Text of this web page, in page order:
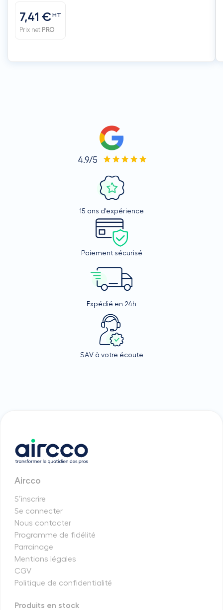
7,41 €HT
Prix net PRO
4.9/5
15 ans d'expérience
Paiement sécurisé
Expédié en 24h
SAV à votre écoute
Aircco
S’inscrire
Se connecter
Nous contacter
Programme de fidélité
Parrainage
Mentions légales
CGV
Politique de confidentialité
Produits en stock